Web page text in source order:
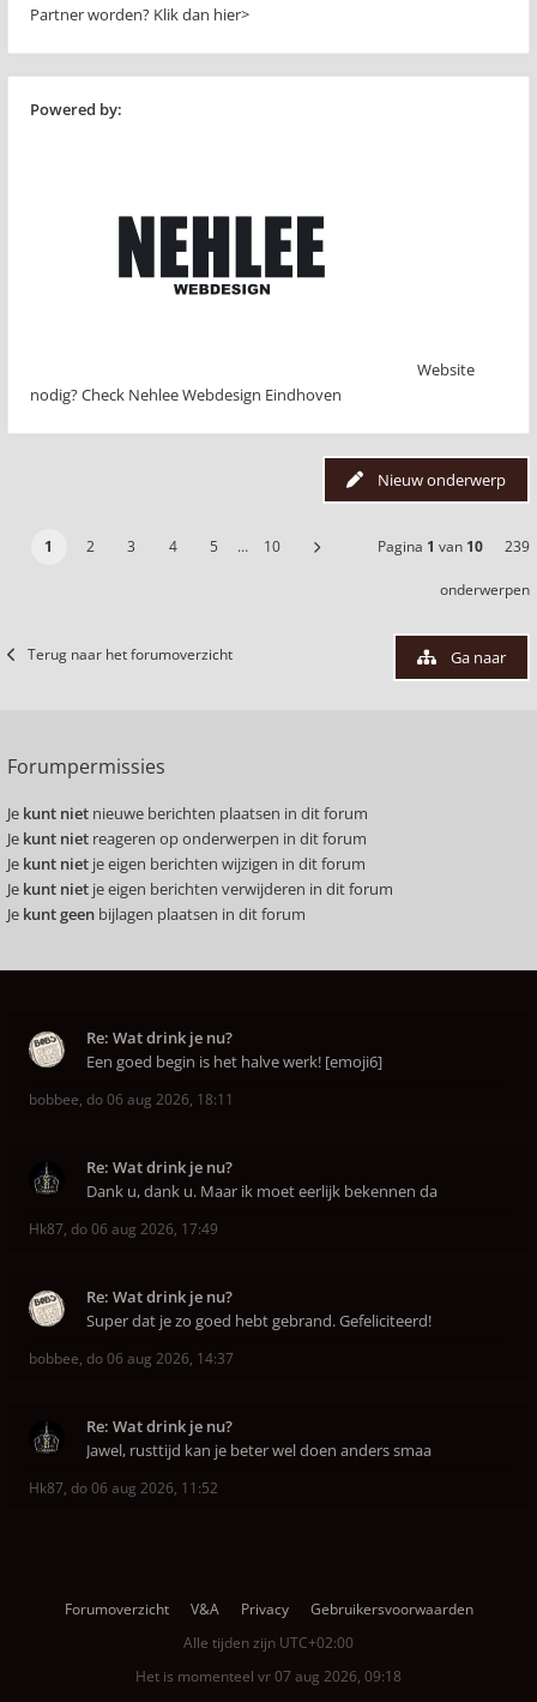
Partner worden? Klik dan hier>
Powered by:
Website
nodig? Check Nehlee Webdesign Eindhoven
Nieuw onderwerp
1 2 3 4 5 … 10 Pagina 1 van 10 239
onderwerpen
Terug naar het forumoverzicht Ga naar
Forumpermissies
Je kunt niet nieuwe berichten plaatsen in dit forum
Je kunt niet reageren op onderwerpen in dit forum
Je kunt niet je eigen berichten wijzigen in dit forum
Je kunt niet je eigen berichten verwijderen in dit forum
Je kunt geen bijlagen plaatsen in dit forum
Re: Wat drink je nu?
Een goed begin is het halve werk! [emoji6]
bobbee, do 06 aug 2026, 18:11
Re: Wat drink je nu?
Dank u, dank u. Maar ik moet eerlijk bekennen da
Hk87, do 06 aug 2026, 17:49
Re: Wat drink je nu?
Super dat je zo goed hebt gebrand. Gefeliciteerd!
bobbee, do 06 aug 2026, 14:37
Re: Wat drink je nu?
Jawel, rusttijd kan je beter wel doen anders smaa
Hk87, do 06 aug 2026, 11:52
Forumoverzicht V&A Privacy
Gebruikersvoorwaarden
Alle tijden zijn UTC+02:00
Het is momenteel vr 07 aug 2026, 09:18